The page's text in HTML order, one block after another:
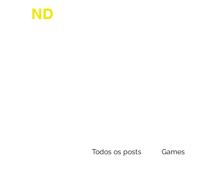
ND
Todos os posts Games